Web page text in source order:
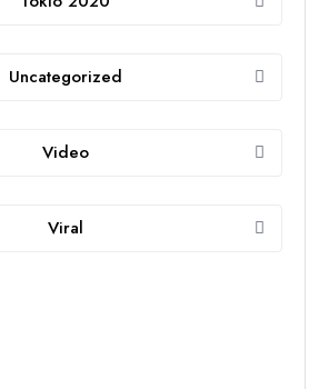
Uncategorized
Video
Viral